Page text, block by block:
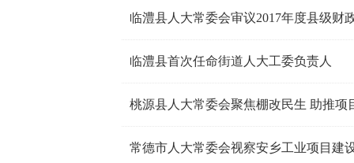
临澧县首次任命街道人大工委负责人
桃源县人大常委会聚焦棚改民生 助推项
常德市人大常委会视察安乡工业项目建